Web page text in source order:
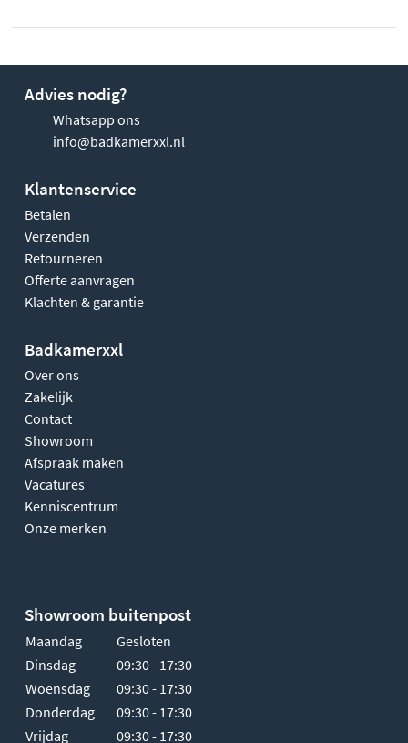
Advies nodig?
Whatsapp ons
info@badkamerxxl.nl
Klantenservice
Betalen
Verzenden
Retourneren
Offerte aanvragen
Klachten & garantie
Badkamerxxl
Over ons
Zakelijk
Contact
Showroom
Afspraak maken
Vacatures
Kenniscentrum
Onze merken
Showroom buitenpost
Maandag
Gesloten
Dinsdag
09:30 - 17:30
Woensdag
09:30 - 17:30
Donderdag
09:30 - 17:30
Vrijdag
09:30 - 17:30